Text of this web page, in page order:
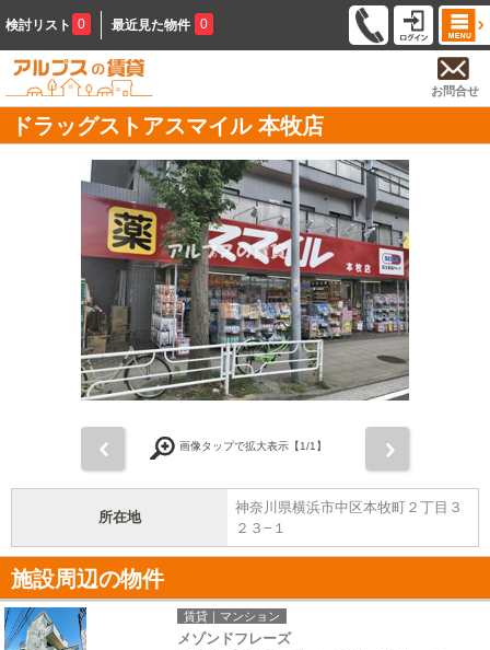
検討リスト 0 最近見た物件 0
お問合せ
ドラッグストアスマイル 本牧店
画像タップで拡大表示【1/1】
所在地
神奈川県横浜市中区本牧町２丁目３
２３−１
施設周辺の物件
賃貸｜マンション
メゾンドフレーズ